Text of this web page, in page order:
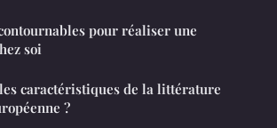
pour réaliser une
soi
caractéristiques de la littérature
?